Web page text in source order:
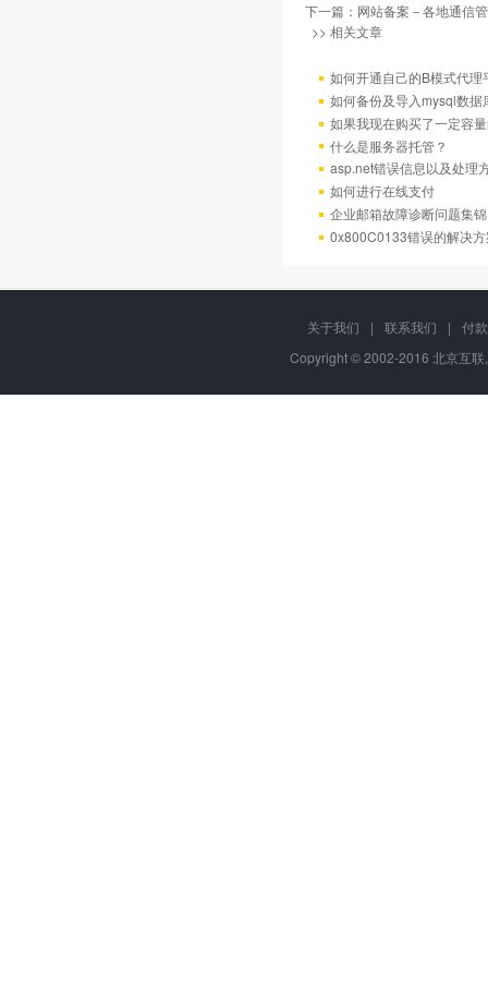
下一篇： 网站备案－各地通信
>> 相关文章
如何开通自己的B模式代理
如何备份及导入mysql数据
如果我现在购买了一定容
什么是服务器托管？
asp.net错误信息以及处理
如何进行在线支付
企业邮箱故障诊断问题集锦
0x800C0133错误的解决
关于我们 | 联系我们 |
付
Copyright © 2002-2016 北京互